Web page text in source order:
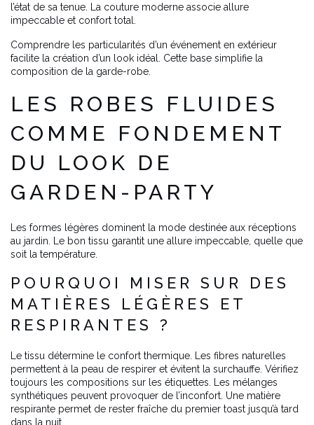
l’état de sa tenue. La couture moderne associe allure
impeccable et confort total.
Comprendre les particularités d’un événement en extérieur
facilite la création d’un look idéal. Cette base simplifie la
composition de la garde-robe.
LES ROBES FLUIDES
COMME FONDEMENT
DU LOOK DE
GARDEN-PARTY
Les formes légères dominent la mode destinée aux réceptions
au jardin. Le bon tissu garantit une allure impeccable, quelle que
soit la température.
POURQUOI MISER SUR DES
MATIÈRES LÉGÈRES ET
RESPIRANTES ?
Le tissu détermine le confort thermique. Les fibres naturelles
permettent à la peau de respirer et évitent la surchauffe. Vérifiez
toujours les compositions sur les étiquettes. Les mélanges
synthétiques peuvent provoquer de l’inconfort. Une matière
respirante permet de rester fraîche du premier toast jusqu’à tard
dans la nuit.